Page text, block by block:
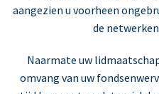
aangezien u voorheen
de
Naarmate uw
omvang van uw